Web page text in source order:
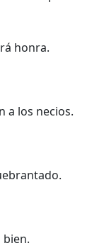
honra.
a los necios.
bien.